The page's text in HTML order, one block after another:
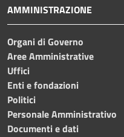
AMMINISTRAZIONE
Organi di Governo
Aree Amministrative
Uffici
Enti e fondazioni
Politici
Personale Amministrativo
Documenti e dati